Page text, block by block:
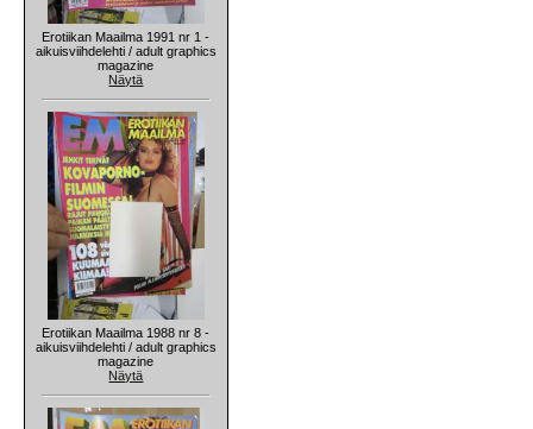
Erotiikan Maailma 1991 nr 1 -
aikuisviihdelehti / adult graphics
magazine
Näytä
Erotiikan Maailma 1988 nr 8 -
aikuisviihdelehti / adult graphics
magazine
Näytä